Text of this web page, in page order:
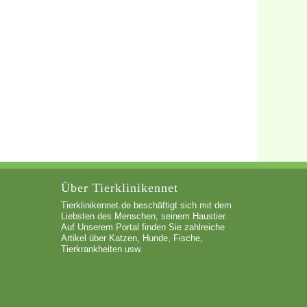
Über Tierklinikennet
Tierklinikennet.de beschäftigt sich mit dem
Liebsten des Menschen, seinem Haustier.
Auf Unserem Portal finden Sie zahlreiche
Artikel über Katzen, Hunde, Fische,
Tierkrankheiten usw.